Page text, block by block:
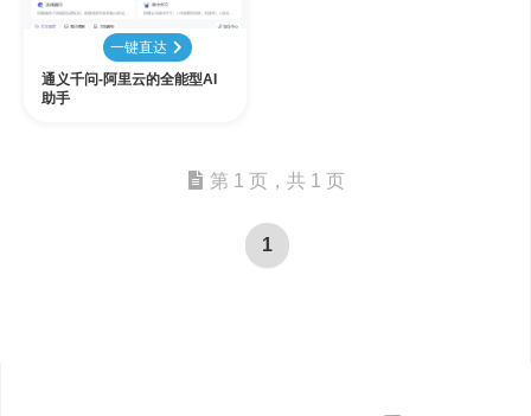
一键直达
通义千问-阿里云的全能型AI
助手
第 1 页，共 1 页
1